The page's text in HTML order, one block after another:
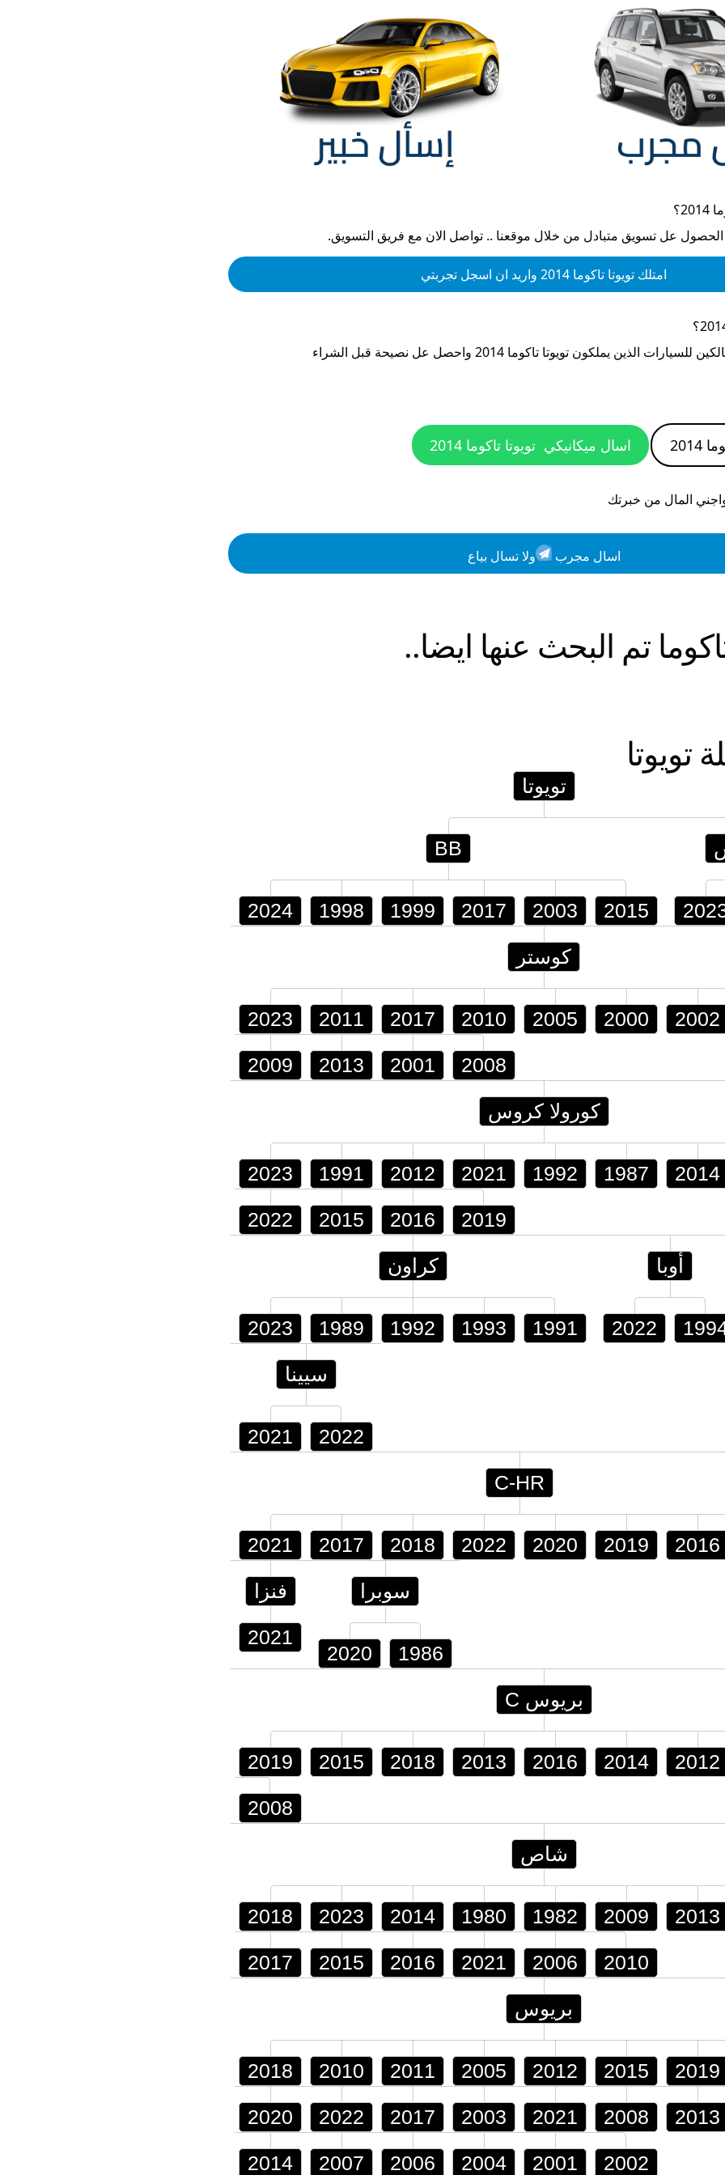
؟
الحصول عل تسويق متبادل من خلال موقعنا .. تواصل الان مع فريق التسويق.
امتلك تويوتا تاكوما 2014 واريد ان اسجل تجربتي
؟
للسيارات الذين يملكون تويوتا تاكوما 2014 واحصل عل نصيحة قبل الشراء
اسال ميكانيكي تويوتا تاكوما 2014
المال من خبرتك
اسال مجرب ولا تسال بياع
تم البحث عنها ايضا..
تويوتا
تويوتا
BB
2024 1998 1999 2017 2003 2015
كوستر
2023 2011 2017 2010 2005 2000 2002
2009 2013 2001 2008
كورولا كروس
2023 1991 2012 2021 1992 1987 2014
2022 2015 2016 2019
كراون
2023 1989 1992 1993 1991
أوبا
2022
سيينا
2021 2022
C-HR
2021 2017 2018 2022 2020 2019 2016
فنزا
2021
سوبرا
2020 1986
بريوس C
2019 2015 2018 2013 2016 2014 2012
2008
شاص
2018 2023 2014 1980 1982 2009 2013
2017 2015 2016 2021 2006 2010
بريوس
2018 2010 2011 2005 2012 2015 2019
2020 2022 2017 2003 2021 2008 2013
2014 2007 2006 2004 2001 2002